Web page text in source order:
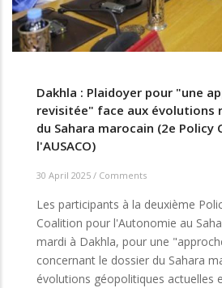
Dakhla : Plaidoyer pour "une
revisitée" face aux évolutions
du Sahara marocain (2e Policy
l'AUSACO)
30 April 2025 / Comments
Les participants à la deuxième
Coalition pour l'Autonomie au
mardi à Dakhla, pour une
concernant le dossier du Sahara
évolutions géopolitiques actuelles